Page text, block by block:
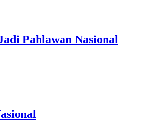
Pahlawan Nasional